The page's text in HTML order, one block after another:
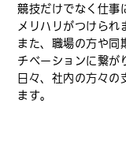
競技だけでなく仕事
メリハリがつけられ
また、職場の方や同
チベーションに繋が
日々、社内の方々の
ます。